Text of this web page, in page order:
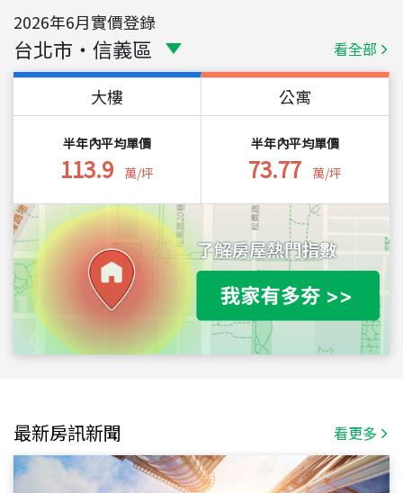
2026年6月實價登錄
台北市 ・ 信義區 看全部
大樓
半年內平均單價
113.9 萬/坪
公寓
半年內平均單價
73.77 萬/坪
最新房訊新聞 看更多